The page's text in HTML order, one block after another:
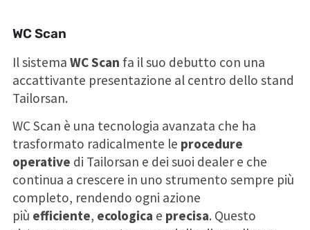
WC Scan
Il sistema WC Scan fa il suo debutto con una
accattivante presentazione al centro dello stand
Tailorsan.
WC Scan è una tecnologia avanzata che ha
trasformato radicalmente le procedure
operative di Tailorsan e dei suoi dealer e che
continua a crescere in uno strumento sempre più
completo, rendendo ogni azione
più efficiente, ecologica e precisa. Questo